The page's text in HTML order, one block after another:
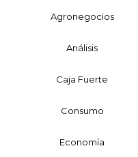
Agronegocios
Análisis
Caja Fuerte
Consumo
Economía